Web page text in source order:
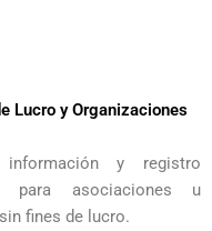
Lucro y Organizaciones
y registro
para asociaciones u
fines de lucro.